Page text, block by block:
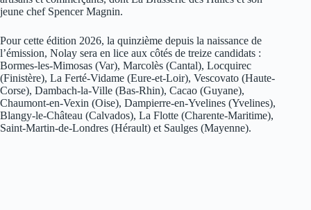
jeune chef Spencer Magnin.
Pour cette édition 2026, la quinzième depuis la naissance de
l’émission, Nolay sera en lice aux côtés de treize candidats :
Bormes-les-Mimosas (Var), Marcolès (Cantal), Locquirec
(Finistère), La Ferté-Vidame (Eure-et-Loir), Vescovato (Haute-
Corse), Dambach-la-Ville (Bas-Rhin), Cacao (Guyane),
Chaumont-en-Vexin (Oise), Dampierre-en-Yvelines (Yvelines),
Blangy-le-Château (Calvados), La Flotte (Charente-Maritime),
Saint-Martin-de-Londres (Hérault) et Saulges (Mayenne).